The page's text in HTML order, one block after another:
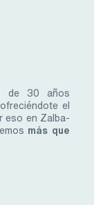
de 30 años
el
eso en Zalba-
más que